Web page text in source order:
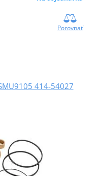
Porovnať
414-54027